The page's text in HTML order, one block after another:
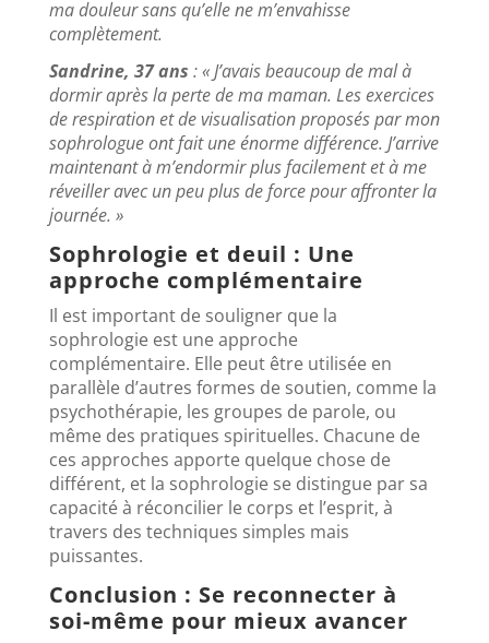
ma douleur sans qu’elle ne m’envahisse
complètement.
Sandrine, 37 ans : « J’avais beaucoup de mal à
dormir après la perte de ma maman. Les exercices
de respiration et de visualisation proposés par mon
sophrologue ont fait une énorme différence. J’arrive
maintenant à m’endormir plus facilement et à me
réveiller avec un peu plus de force pour affronter la
journée. »
Sophrologie et deuil : Une
approche complémentaire
Il est important de souligner que la
sophrologie est une approche
complémentaire. Elle peut être utilisée en
parallèle d’autres formes de soutien, comme la
psychothérapie, les groupes de parole, ou
même des pratiques spirituelles. Chacune de
ces approches apporte quelque chose de
différent, et la sophrologie se distingue par sa
capacité à réconcilier le corps et l’esprit, à
travers des techniques simples mais
puissantes.
Conclusion : Se reconnecter à
soi-même pour mieux avancer